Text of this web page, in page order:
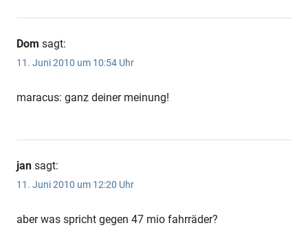
Dom sagt:
11. Juni 2010 um 10:54 Uhr
maracus: ganz deiner meinung!
jan sagt:
11. Juni 2010 um 12:20 Uhr
aber was spricht gegen 47 mio fahrräder?